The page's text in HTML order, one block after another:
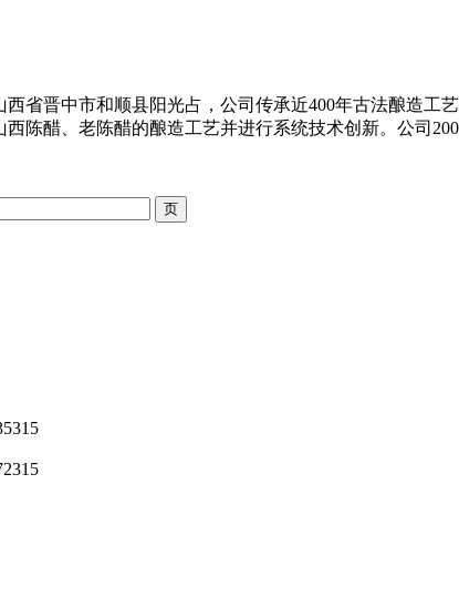
西省晋中市和顺县阳光占，公司传承近400年古法酿造
西陈醋、老陈醋的酿造工艺并进行系统技术创新。公司